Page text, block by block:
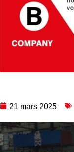
21 mars 2025